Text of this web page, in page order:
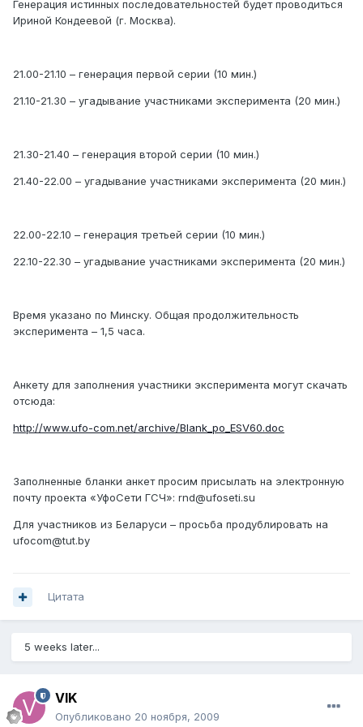
Генерация истинных последовательностей будет проводиться
Ириной Кондеевой (г. Москва).
21.00-21.10 – генерация первой серии (10 мин.)
21.10-21.30 – угадывание участниками эксперимента (20 мин.)
21.30-21.40 – генерация второй серии (10 мин.)
21.40-22.00 – угадывание участниками эксперимента (20 мин.)
22.00-22.10 – генерация третьей серии (10 мин.)
22.10-22.30 – угадывание участниками эксперимента (20 мин.)
Время указано по Минску. Общая продолжительность
эксперимента – 1,5 часа.
Анкету для заполнения участники эксперимента могут скачать
отсюда:
http://www.ufo-com.net/archive/Blank_po_ESV60.doc
Заполненные бланки анкет просим присылать на электронную
почту проекта «УфоСети ГСЧ»: rnd@ufoseti.su
Для участников из Беларуси – просьба продублировать на
ufocom@tut.by
Цитата
5 weeks later...
VIK
Опубликовано 20 ноября, 2009